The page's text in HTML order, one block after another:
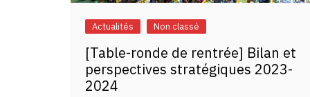
Actualités Non classé
[Table-ronde de rentrée] Bilan et
perspectives stratégiques 2023-
2024